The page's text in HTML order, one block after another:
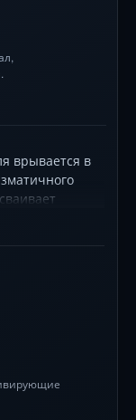
,
врывается в
безумных
и опасных
следит за
Робби в